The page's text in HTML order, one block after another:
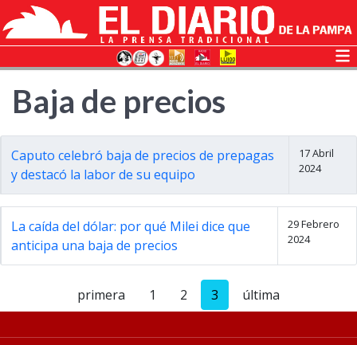
Baja de precios
Caputo celebró baja de precios de prepagas
y destacó la labor de su equipo
17 Abril
2024
La caída del dólar: por qué Milei dice que
anticipa una baja de precios
29 Febrero
2024
primera 1 2 3 última